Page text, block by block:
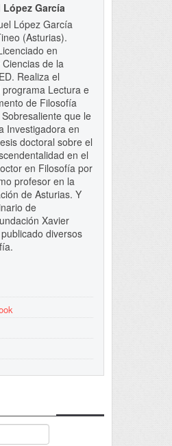
García
López García
(Asturias).
en
de la
Realiza el
Lectura e
de Filosofía
que le
Investigadora en
doctoral sobre el
en el
en Filosofía por
profesor en la
de Asturias. Y
de
Xavier
diversos